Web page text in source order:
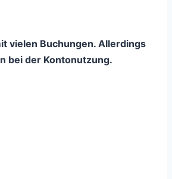
vielen Buchungen. Allerdings
bei der Kontonutzung.